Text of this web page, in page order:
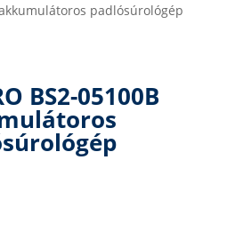
akkumulátoros padlósúrológép
BS2-05100B